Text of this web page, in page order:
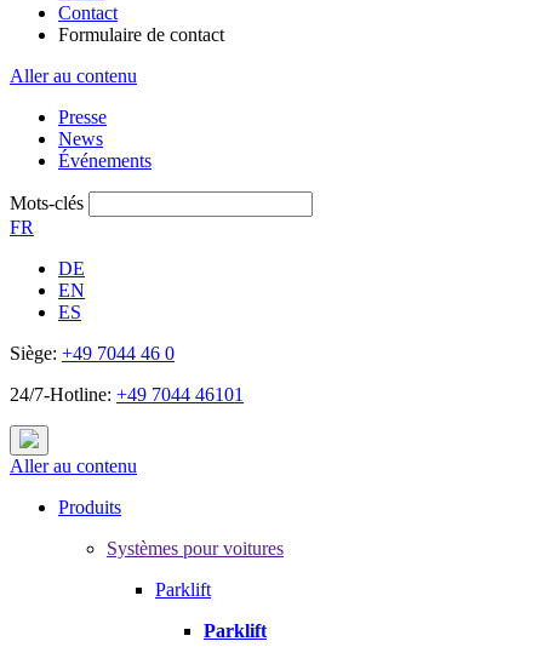
Contact
Formulaire de contact
Aller au contenu
Presse
News
Événements
Mots-clés
FR
DE
EN
ES
Siège: +49 7044 46 0
24/7-Hotline: +49 7044 46101
Aller au contenu
Produits
Systèmes pour voitures
Parklift
Parklift